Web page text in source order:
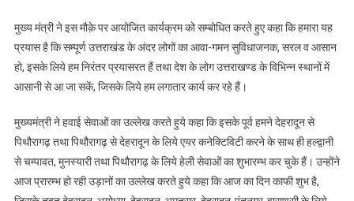
मुख्य मंत्री ने इस मौक़े पर आयोजित कार्यक्रम को सम्बोधित करते हुए कहा कि हमारा यह
प्रयास है कि सम्पूर्ण उत्तराखंड के अंदर लोगों का आवा-गमन सुविधाजनक, सरल व आसान
हो, इसके लिये हम निरंतर प्रयासरत हैं तथा देश के लोग उत्तराखण्ड के विभिन्न स्थानों में
आसानी से आ जा सकें, जिसके लिये हम लगातार कार्य कर रहे हैं।
मुख्यमंत्री ने हवाई सेवाओं का उल्लेख करते हुये कहा कि इसके पूर्व हमने देहरादून से
पिथौरागढ़ तथा पिथौरागढ़ से देहरादून के लिये एयर कनेक्टिविटी करने के साथ ही हल्द्वानी
से चम्पावत, मुनस्यारी तथा पिथौरागढ़ के लिये हेली सेवाओं का शुभारम्भ कर चुके हैं। उन्होंने
आज प्रारम्भ हो रही उड़ानों का उल्लेख करते हुये कहा कि आज का दिन काफी शुभ है,